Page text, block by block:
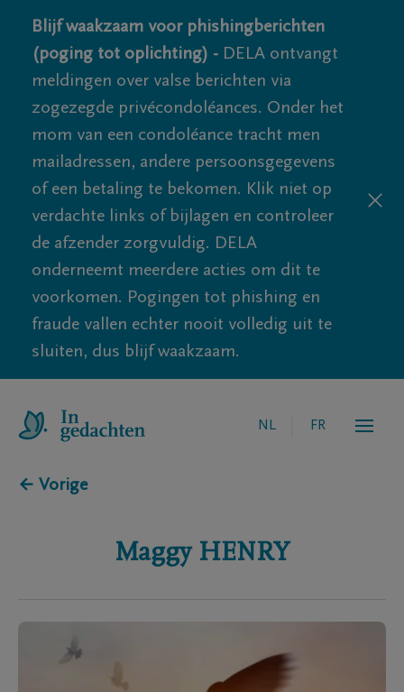
Blijf waakzaam voor phishingberichten
(poging tot oplichting) - DELA ontvangt
meldingen over valse berichten via
zogezegde privécondoléances. Onder het
mom van een condoléance tracht men
mailadressen, andere persoonsgegevens
of een betaling te bekomen. Klik niet op
verdachte links of bijlagen en controleer
de afzender zorgvuldig. DELA
onderneemt meerdere acties om dit te
voorkomen. Pogingen tot phishing en
fraude vallen echter nooit volledig uit te
sluiten, dus blijf waakzaam.
NL FR
← Vorige
Maggy HENRY